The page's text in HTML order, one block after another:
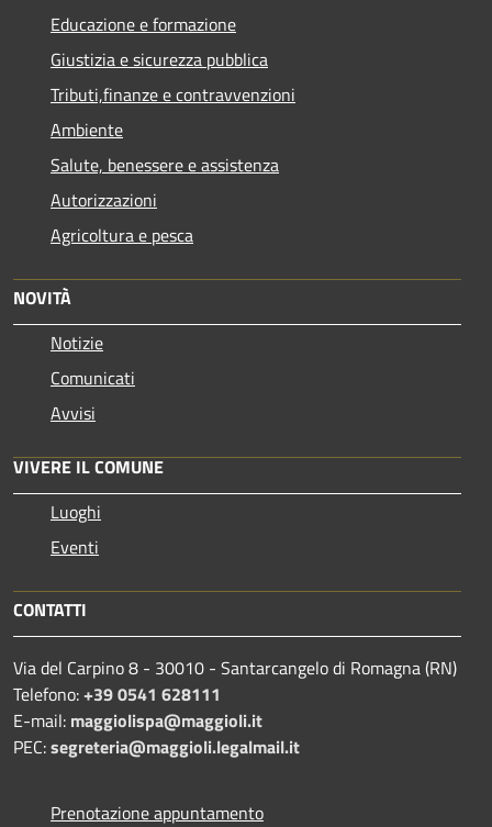
Educazione e formazione
Giustizia e sicurezza pubblica
Tributi,finanze e contravvenzioni
Ambiente
Salute, benessere e assistenza
Autorizzazioni
Agricoltura e pesca
NOVITÀ
Notizie
Comunicati
Avvisi
VIVERE IL COMUNE
Luoghi
Eventi
CONTATTI
Via del Carpino 8 - 30010 - Santarcangelo di Romagna (RN)
Telefono:+39 0541 628111
E-mail: maggiolispa@maggioli.it
PEC:segreteria@maggioli.legalmail.it
Prenotazione appuntamento